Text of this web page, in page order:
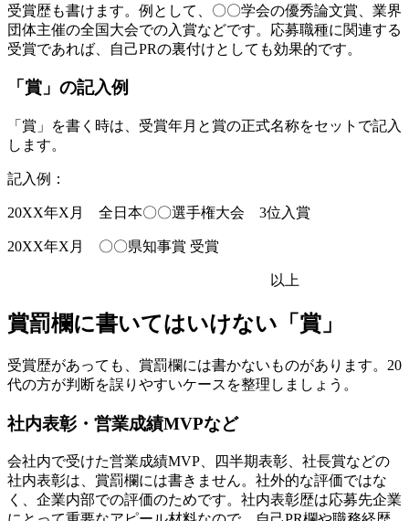
受賞歴も書けます。例として、〇〇学会の優秀論文賞、業界
団体主催の全国大会での入賞などです。応募職種に関連する
受賞であれば、自己PRの裏付けとしても効果的です。
「賞」の記入例
「賞」を書く時は、受賞年月と賞の正式名称をセットで記入
します。
記入例：
20XX年X月 全日本〇〇選手権大会 3位入賞
20XX年X月 〇〇県知事賞 受賞
以上
賞罰欄に書いてはいけない「賞」
受賞歴があっても、賞罰欄には書かないものがあります。20
代の方が判断を誤りやすいケースを整理しましょう。
社内表彰・営業成績MVPなど
会社内で受けた営業成績MVP、四半期表彰、社長賞などの
社内表彰は、賞罰欄には書きません。社外的な評価ではな
く、企業内部での評価のためです。社内表彰歴は応募先企業